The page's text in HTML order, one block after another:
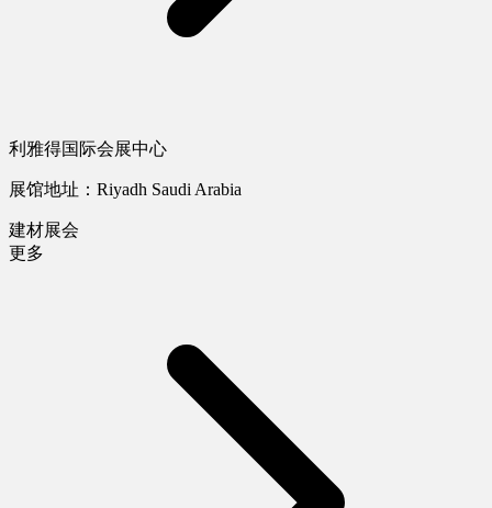
利雅得国际会展中心
展馆地址：Riyadh Saudi Arabia
建材展会
更多